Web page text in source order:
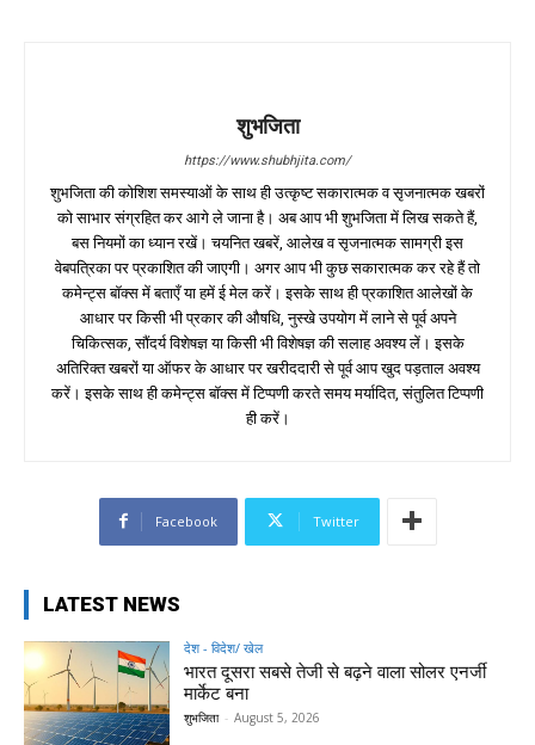
शुभजिता
https://www.shubhjita.com/
शुभजिता की कोशिश समस्याओं के साथ ही उत्कृष्ट सकारात्मक व सृजनात्मक खबरों
को साभार संग्रहित कर आगे ले जाना है। अब आप भी शुभजिता में लिख सकते हैं,
बस नियमों का ध्यान रखें। चयनित खबरें, आलेख व सृजनात्मक सामग्री इस
वेबपत्रिका पर प्रकाशित की जाएगी। अगर आप भी कुछ सकारात्मक कर रहे हैं तो
कमेन्ट्स बॉक्स में बताएँ या हमें ई मेल करें। इसके साथ ही प्रकाशित आलेखों के
आधार पर किसी भी प्रकार की औषधि, नुस्खे उपयोग में लाने से पूर्व अपने
चिकित्सक, सौंदर्य विशेषज्ञ या किसी भी विशेषज्ञ की सलाह अवश्य लें। इसके
अतिरिक्त खबरों या ऑफर के आधार पर खरीददारी से पूर्व आप खुद पड़ताल अवश्य
करें। इसके साथ ही कमेन्ट्स बॉक्स में टिप्पणी करते समय मर्यादित, संतुलित टिप्पणी
ही करें।
Facebook Twitter
LATEST NEWS
देश - विदेश/ खेल
भारत दूसरा सबसे तेजी से बढ़ने वाला सोलर एनर्जी
मार्केट बना
शुभजिता - August 5, 2026